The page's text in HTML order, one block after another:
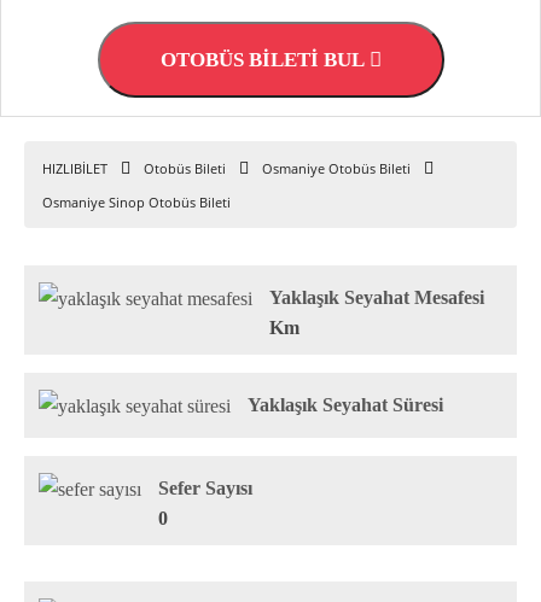
OTOBÜS BİLETİ BUL
HIZLIBİLET Otobüs Bileti
Osmaniye Otobüs Bileti
Osmaniye Sinop Otobüs Bileti
Yaklaşık Seyahat Mesafesi
Km
Yaklaşık Seyahat Süresi
Sefer Sayısı
0